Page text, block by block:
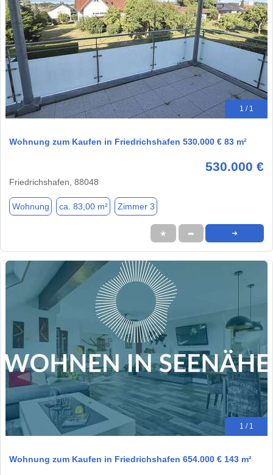
1 / 1
Wohnung zum Kaufen in Friedrichshafen 530.000 € 83 m²
530.000 €
Friedrichshafen, 88048
Wohnung ca. 83,00 m² Zimmer 3
★ ➦ ➜
1 / 1
Wohnung zum Kaufen in Friedrichshafen 654.000 € 143 m²